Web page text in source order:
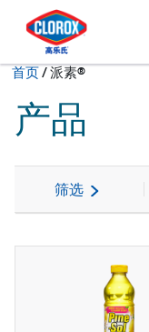
转到主导航栏
转到内容
转到页脚
首页/当前状态：
派素®
产品
筛选